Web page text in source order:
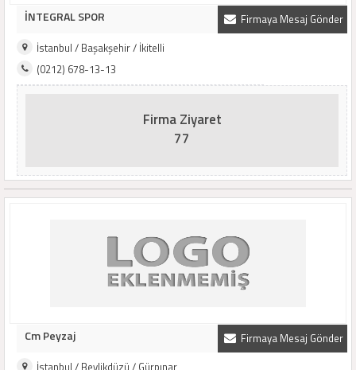
Firmaya Mesaj Gönder
İNTEGRAL SPOR
İstanbul / Başakşehir / İkitelli
(0212) 678-13-13
Firma Ziyaret
77
Firmaya Mesaj Gönder
Cm Peyzaj
İstanbul / Beylikdüzü / Gürpınar